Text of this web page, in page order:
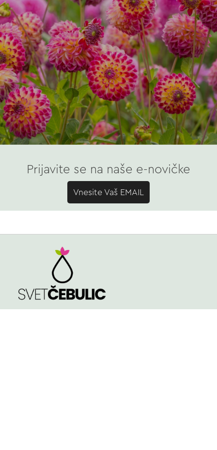
Prijavite se na naše e-novičke
Vnesite Vaš EMAIL